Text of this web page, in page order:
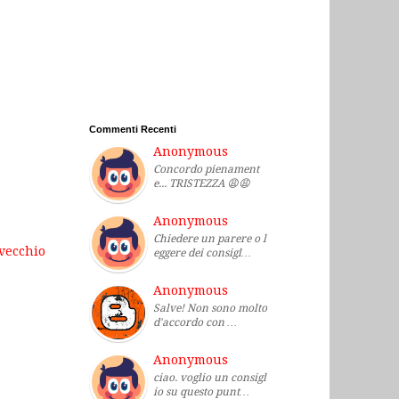
Commenti Recenti
Anonymous
Concordo pienament
e... TRISTEZZA 😩😩
Anonymous
Chiedere un parere o l
eggere dei consigl…
Anonymous
Salve! Non sono molto
d'accordo con …
Anonymous
ciao. voglio un consigl
io su questo punt…